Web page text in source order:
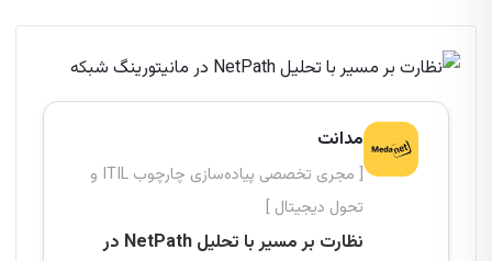
مدانت
[ مجری تخصصی پیاده‌سازی چارچوب ITIL و
تحول دیجیتال ]
نظارت بر مسیر با تحلیل NetPath در